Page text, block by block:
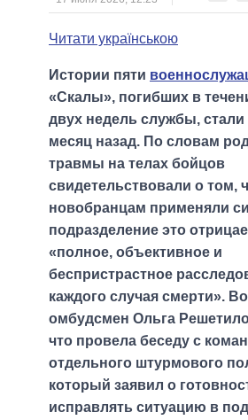
МЭРЫ
ВСЕ ПЕРСОНЫ
Читати українською
Истории пяти
«Скалы», погибших в
двух недель службы, стали
месяц назад. По словам
травмы на телах бойцов
свидетельствовали о том,
новобранцам применяли
подразделение это
«полное, объективное и
беспристрастное
каждого случая смерти».
омбудсмен Ольга
что провела беседу с
отдельного штурмового
который заявил о
исправлять ситуацию в